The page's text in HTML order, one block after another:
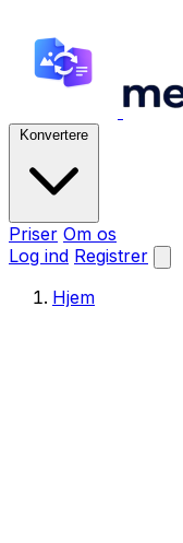
Konvertere
Priser Om os
Log ind Registrer
Hjem